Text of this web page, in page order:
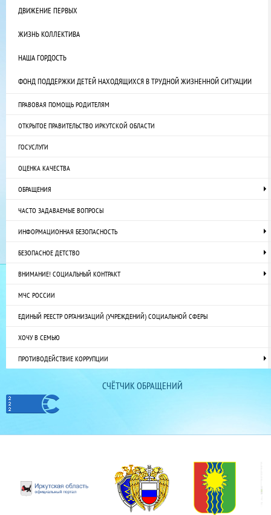
ДВИЖЕНИЕ ПЕРВЫХ
ЖИЗНЬ КОЛЛЕКТИВА
НАША ГОРДОСТЬ
ФОНД ПОДДЕРЖКИ ДЕТЕЙ НАХОДЯЩИХСЯ В ТРУДНОЙ ЖИЗНЕННОЙ СИТУАЦИИ
ПРАВОВАЯ ПОМОЩЬ РОДИТЕЛЯМ
ОТКРЫТОЕ ПРАВИТЕЛЬСТВО ИРКУТСКОЙ ОБЛАСТИ
ГОСУСЛУГИ
ОЦЕНКА КАЧЕСТВА
ОБРАЩЕНИЯ
ЧАСТО ЗАДАВАЕМЫЕ ВОПРОСЫ
ИНФОРМАЦИОННАЯ БЕЗОПАСНОСТЬ
БЕЗОПАСНОЕ ДЕТСТВО
ВНИМАНИЕ! СОЦИАЛЬНЫЙ КОНТРАКТ
МЧС РОССИИ
ЕДИНЫЙ РЕЕСТР ОРГАНИЗАЦИЙ (УЧРЕЖДЕНИЙ) СОЦИАЛЬНОЙ СФЕРЫ
ХОЧУ В СЕМЬЮ
ПРОТИВОДЕЙСТВИЕ КОРРУПЦИИ
СЧЁТЧИК ОБРАЩЕНИЙ